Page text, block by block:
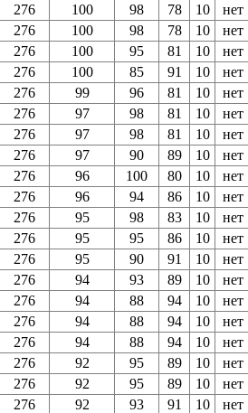
276 100 98 78 10
нет
276 100 98 78 10
нет
276 100 95 81 10
нет
276 100 85 91 10
нет
276 99 96 81 10
нет
276 97 98 81 10
нет
276 97 98 81 10
нет
276 97 90 89 10
нет
276 96 100 80 10
нет
276 96 94 86 10
нет
276 95 98 83 10
нет
276 95 95 86 10
нет
276 95 90 91 10
нет
276 94 93 89 10
нет
276 94 88 94 10
нет
276 94 88 94 10
нет
276 94 88 94 10
нет
276 92 95 89 10
нет
276 92 95 89 10
нет
276 92 93 91 10
нет